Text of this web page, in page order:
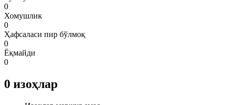
0
Хомушлик
0
Ҳафсаласи пир бўлмоқ
0
Ёқмайди
0
0 изоҳлар